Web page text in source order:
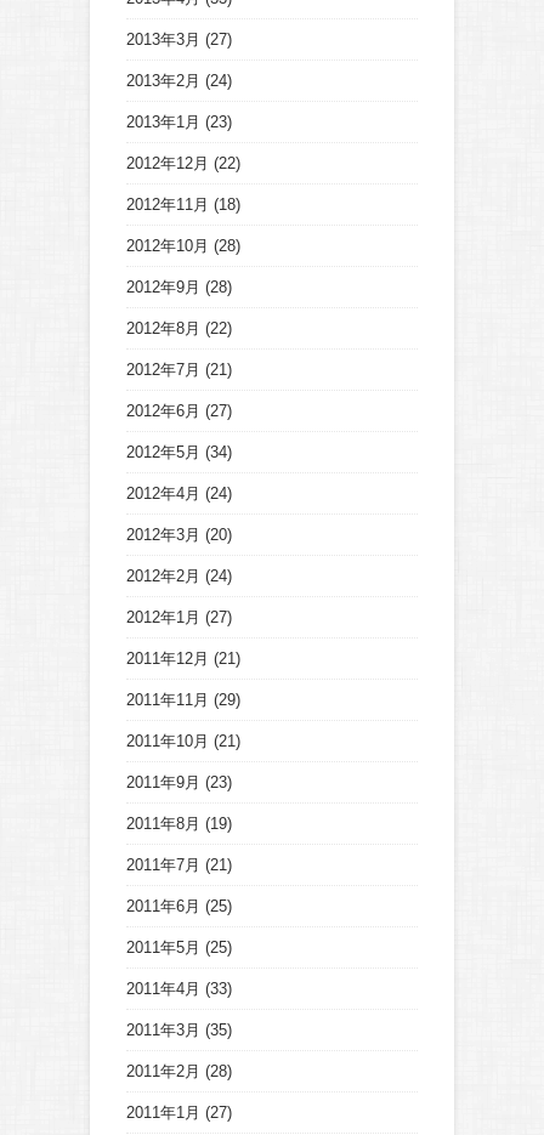
2013年3月 (27)
2013年2月 (24)
2013年1月 (23)
2012年12月 (22)
2012年11月 (18)
2012年10月 (28)
2012年9月 (28)
2012年8月 (22)
2012年7月 (21)
2012年6月 (27)
2012年5月 (34)
2012年4月 (24)
2012年3月 (20)
2012年2月 (24)
2012年1月 (27)
2011年12月 (21)
2011年11月 (29)
2011年10月 (21)
2011年9月 (23)
2011年8月 (19)
2011年7月 (21)
2011年6月 (25)
2011年5月 (25)
2011年4月 (33)
2011年3月 (35)
2011年2月 (28)
2011年1月 (27)